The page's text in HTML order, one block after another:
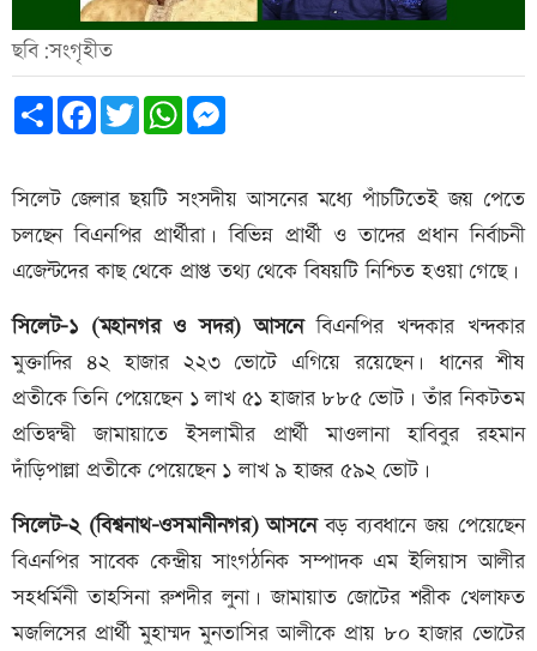
ছবি:সংগৃহীত
Share FacebookTwitterWhatsApp
সিলেট জেলার ছয়টি সংসদীয় আসনের মধ্যে পাঁচটিতেই জয় পেতে
চলছেন বিএনপির প্রার্থীরা। বিভিন্ন প্রার্থী ও তাদের প্রধান নির্বাচনী
এজেন্টদের কাছ থেকে প্রাপ্ত তথ্য থেকে বিষয়টি নিশ্চিত হওয়া গেছে।
সিলেট-১ (মহানগর ও সদর) আসনেবিএনপির খন্দকার খন্দকার
মুক্তাদির ৪২ হাজার ২২৩ ভোটে এগিয়ে রয়েছেন। ধানের শীষ
প্রতীকে তিনি পেয়েছেন ১ লাখ ৫১ হাজার ৮৮৫ ভোট। তাঁর নিকটতম
প্রতিদ্বন্দ্বী জামায়াতে ইসলামীর প্রার্থী মাওলানা হাবিবুর রহমান
দাঁড়িপাল্লা প্রতীকে পেয়েছেন ১ লাখ ৯ হাজর ৫৯২ ভোট।
সিলেট-২ (বিশ্বনাথ-ওসমানীনগর) আসনেবড় ব্যবধানে জয় পেয়েছেন
বিএনপির সাবেক কেন্দ্রীয় সাংগঠনিক সম্পাদক এম ইলিয়াস আলীর
সহধর্মিনী তাহসিনা রুশদীর লুনা। জামায়াত জোটের শরীক খেলাফত
মজলিসের প্রার্থী মুহাম্মদ মুনতাসির আলীকে প্রায় ৮০ হাজার ভোটের